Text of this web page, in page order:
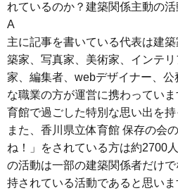
れているのか？建築関係主動の
A
主に記事を書いている代表は建
築家、写真家、美術家、インテ
家、編集者、webデザイナー、
な職業の方が運営に携わってい
育館で過ごした特別な思い出を持
また、香川県立体育館 保存の会
ね！」をされている方は約2700
の活動は一部の建築関係者だけ
持されている活動であると思いま